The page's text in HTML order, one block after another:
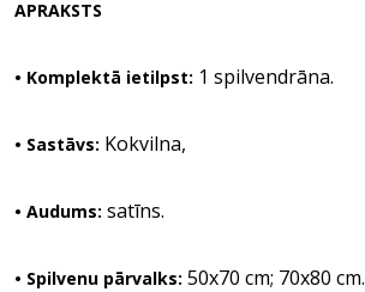
APRAKSTS
• Komplektā ietilpst: 1 spilvendrāna.
• Sastāvs: Kokvilna,
• Audums: satīns.
• Spilvenu pārvalks: 50x70 cm; 70x80 cm.